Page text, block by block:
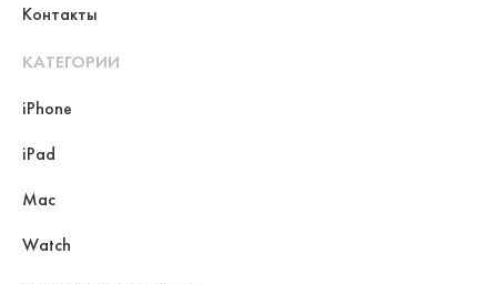
Контакты
КАТЕГОРИИ
iPhone
iPad
Mac
Watch